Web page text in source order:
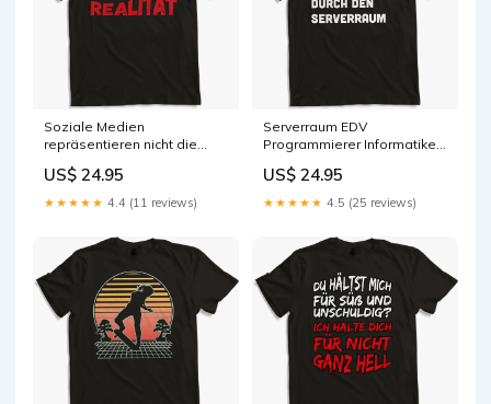
Soziale Medien
repräsentieren nicht die
US$ 24.95
★★★★★ 4.4 (11 reviews)
Serverraum EDV
Programmierer Informatiker
US$ 24.95
★★★★★ 4.5 (25 reviews)